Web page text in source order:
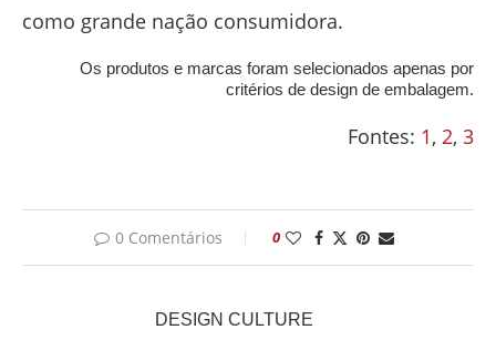
como grande nação consumidora.
Os produtos e marcas foram selecionados apenas por
critérios de design de embalagem.
Fontes: 1, 2, 3
0 Comentários 0
DESIGN CULTURE